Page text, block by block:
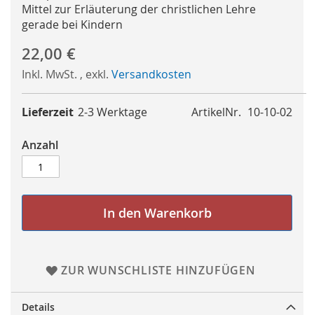
Mittel zur Erläuterung der christlichen Lehre
gerade bei Kindern
22,00 €
Inkl. MwSt. , exkl. Versandkosten
ArtikelNr. 10-10-02
Lieferzeit 2-3 Werktage
Anzahl
In den Warenkorb
ZUR WUNSCHLISTE HINZUFÜGEN
Details